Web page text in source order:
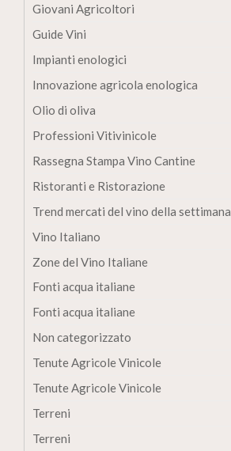
Giovani Agricoltori
Guide Vini
Impianti enologici
Innovazione agricola enologica
Olio di oliva
Professioni Vitivinicole
Rassegna Stampa Vino Cantine
Ristoranti e Ristorazione
Trend mercati del vino della settimana
Vino Italiano
Zone del Vino Italiane
Fonti acqua italiane
Fonti acqua italiane
Non categorizzato
Tenute Agricole Vinicole
Tenute Agricole Vinicole
Terreni
Terreni